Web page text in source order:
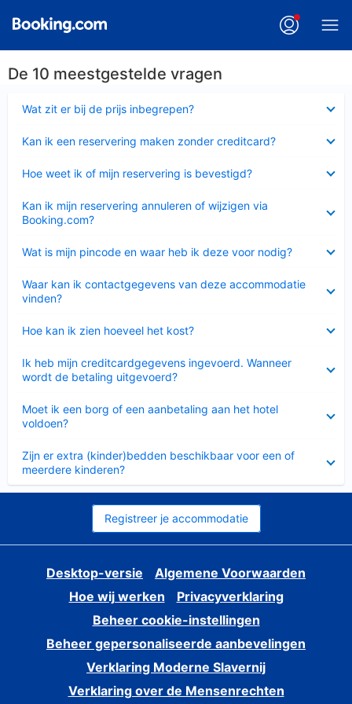
De 10 meestgestelde vragen
Wat zit er bij de prijs inbegrepen?
Kan ik een reservering maken zonder creditcard?
Hoe weet ik of mijn reservering is bevestigd?
Kan ik mijn reservering annuleren of wijzigen via
Booking.com?
Wat is mijn pincode en waar heb ik deze voor nodig?
Waar kan ik contactgegevens van deze accommodatie
vinden?
Hoe kan ik zien hoeveel het kost?
Ik heb mijn creditcardgegevens ingevoerd. Wanneer
wordt de betaling uitgevoerd?
Moet ik een borg of een aanbetaling aan het hotel
voldoen?
Zijn er extra (kinder)bedden beschikbaar voor een of
meerdere kinderen?
Registreer je accommodatie
Desktop-versie
Algemene Voorwaarden
Hoe wij werken
Privacyverklaring
Beheer cookie-instellingen
Beheer gepersonaliseerde aanbevelingen
Verklaring Moderne Slavernij
Verklaring over de Mensenrechten